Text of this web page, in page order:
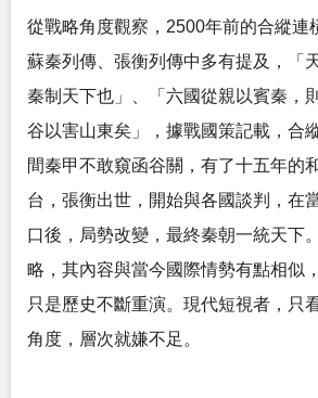
從戰略角度觀察，2500年前的合縱連
蘇秦列傳、張衡列傳中多有提及，「
秦制天下也」、「六國從親以賓秦，
谷以害山東矣」，據戰國策記載，合
間秦甲不敢窺函谷關，有了十五年的
台，張衡出世，開始與各國談判，在
口後，局勢改變，最終秦朝一統天下
略，其內容與當今國際情勢有點相似
只是歷史不斷重演。現代短視者，只
角度，層次就嫌不足。